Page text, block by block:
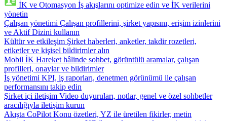
İK ve Otomasyon İş akışlarını optimize edin ve İK verilerini
yönetin
Çalışan yönetimi Çalışan profillerini, şirket yapısını, erişim izinlerini
ve Aktif Dizini kullanın
Kültür ve etkileşim Şirket haberleri, anketler, takdir rozetleri,
etiketler ve kişisel bildirimler alın
Mobil İK Hareket hâlinde sohbet, görüntülü aramalar, çalışan
profilleri, onaylar ve bildirimler
İş yönetimi KPI, iş raporları, denetmen görünümü ile çalışan
performansını takip edin
Şirket içi iletişim Video duyuruları, notlar, genel ve özel sohbetler
aracılığıyla iletişim kurun
Akışta CoPilot Konu özetleri, YZ ile üretilen fikirler, metin